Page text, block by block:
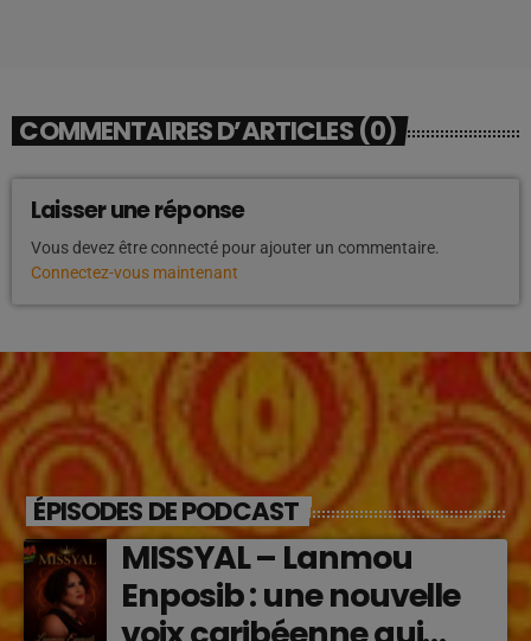
COMMENTAIRES D’ARTICLES (0)
Laisser une réponse
Vous devez être connecté pour ajouter un commentaire.
Connectez-vous maintenant
ÉPISODES DE PODCAST
MISSYAL – Lanmou
Enposib : une nouvelle